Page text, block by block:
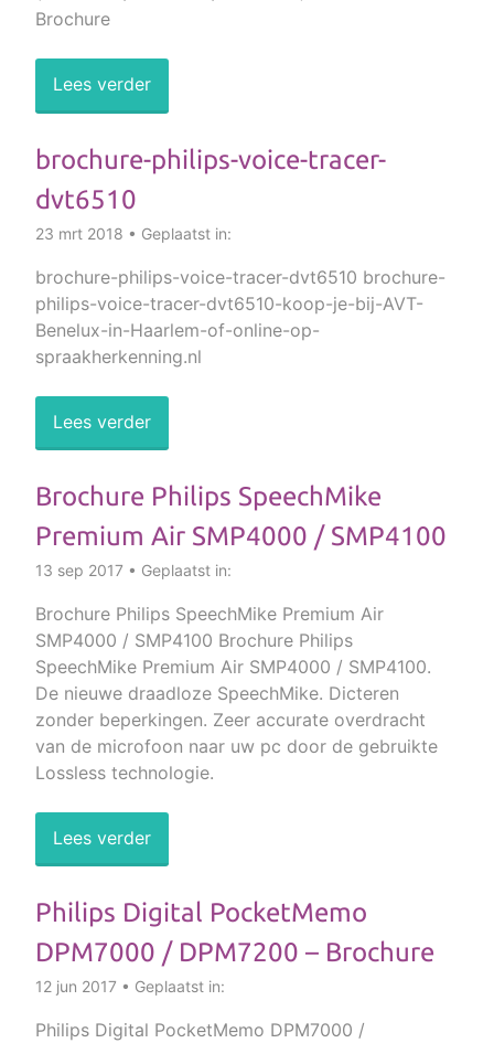
Brochure
Lees verder
brochure-philips-voice-tracer-
dvt6510
23 mrt 2018 • Geplaatst in:
brochure-philips-voice-tracer-dvt6510 brochure-
philips-voice-tracer-dvt6510-koop-je-bij-AVT-
Benelux-in-Haarlem-of-online-op-
spraakherkenning.nl
Lees verder
Brochure Philips SpeechMike
Premium Air SMP4000 / SMP4100
13 sep 2017 • Geplaatst in:
Brochure Philips SpeechMike Premium Air
SMP4000 / SMP4100 Brochure Philips
SpeechMike Premium Air SMP4000 / SMP4100.
De nieuwe draadloze SpeechMike. Dicteren
zonder beperkingen. Zeer accurate overdracht
van de microfoon naar uw pc door de gebruikte
Lossless technologie.
Lees verder
Philips Digital PocketMemo
DPM7000 / DPM7200 – Brochure
12 jun 2017 • Geplaatst in:
Philips Digital PocketMemo DPM7000 /